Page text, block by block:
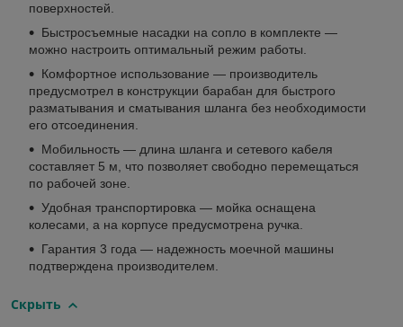
поверхностей.
Быстросъемные насадки на сопло в комплекте —
можно настроить оптимальный режим работы.
Комфортное использование — производитель
предусмотрел в конструкции барабан для быстрого
разматывания и сматывания шланга без необходимости
его отсоединения.
Мобильность — длина шланга и сетевого кабеля
составляет 5 м, что позволяет свободно перемещаться
по рабочей зоне.
Удобная транспортировка — мойка оснащена
колесами, а на корпусе предусмотрена ручка.
Гарантия 3 года — надежность моечной машины
подтверждена производителем.
Скрыть